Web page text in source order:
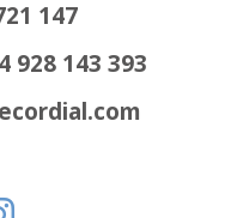
147
928 143 393